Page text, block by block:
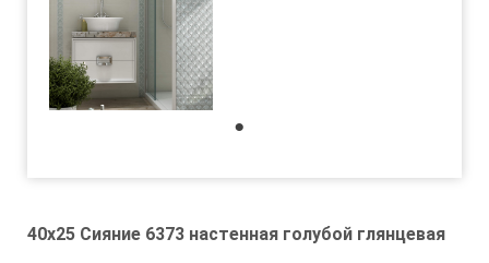
40x25 Сияние 6373 настенная голубой глянцевая